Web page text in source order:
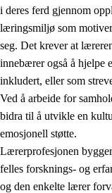
3.2
3.3 Samarbeid
3.4 Opplæring i
3.5
i deres ferd gjennom
læringsmiljø som
seg. Det krever at
innebærer også å hjelpe
inkludert, eller som
Ved å arbeide for
bidra til å utvikle en
emosjonell støtte.
Lærerprofesjonen
felles forsknings- og
og den enkelte lærer